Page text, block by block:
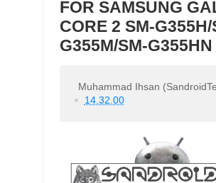
FOR SAMSUNG
CORE 2 SM-G355H/
G355M/SM-G355HN
Muhammad Ihsan
14.32.00